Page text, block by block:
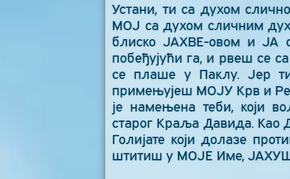
Устани, ти са духом
МОЈ са духом сличним
блиско ЈАХВЕ-овом и ЈА
побеђујући га, и рвеш се
се плаше у Паклу. Јер
примењујеш МОЈУ Крв и
је намењена теби, који
старог Краља Давида. Као
Голијате који долазе
штитиш у МОЈЕ Име,